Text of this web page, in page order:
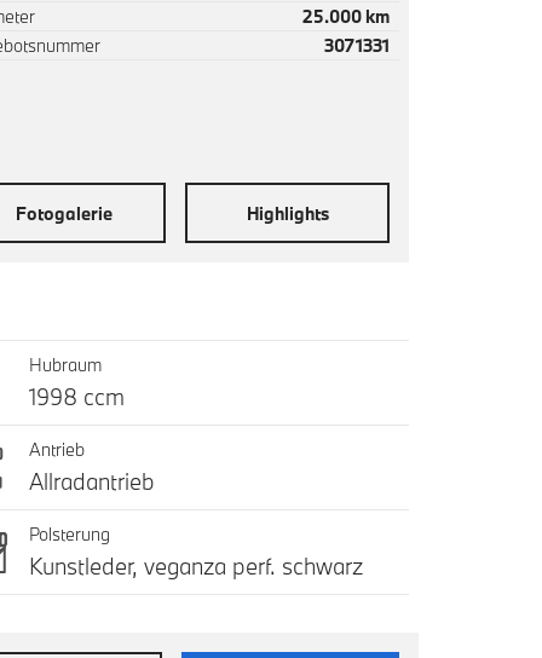
25.000 km
3071331
Fotogalerie Highlights
Hubraum
1998 ccm
Antrieb
Allradantrieb
Polsterung
Kunstleder, veganza perf. schwarz